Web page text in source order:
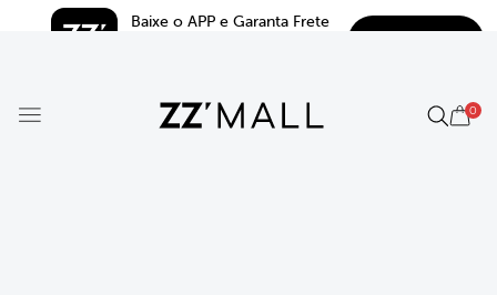
Baixe o APP e Garanta Frete
0